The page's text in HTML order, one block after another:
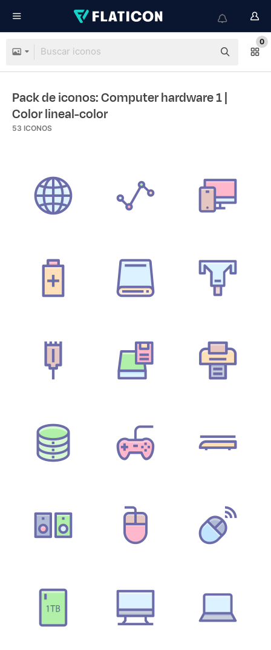
0
Pack de iconos: Computer hardware 1|
Color lineal-color
53 ICONOS